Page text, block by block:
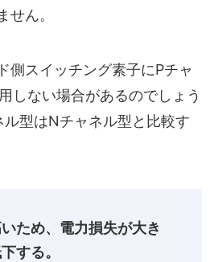
せん。
側スイッチング素子にPチャ
しない場合があるのでしょう
型はNチャネル型と比較す
ため、電力損失が大き
する。